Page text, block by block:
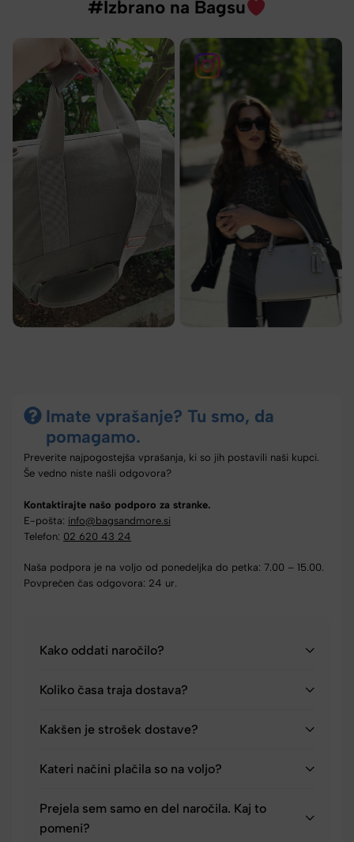
#Izbrano na Bagsu
Imate vprašanje? Tu smo, da
pomagamo.
Preverite najpogostejša vprašanja, ki so jih postavili naši kupci.
Še vedno niste našli odgovora?
Kontaktirajte našo podporo za stranke.
E-pošta: info@bagsandmore.si
Telefon: 02 620 43 24
Naša podpora je na voljo od ponedeljka do petka: 7.00 – 15.00.
Povprečen čas odgovora: 24 ur.
Kako oddati naročilo?
Koliko časa traja dostava?
Kakšen je strošek dostave?
Kateri načini plačila so na voljo?
Prejela sem samo en del naročila. Kaj to
pomeni?